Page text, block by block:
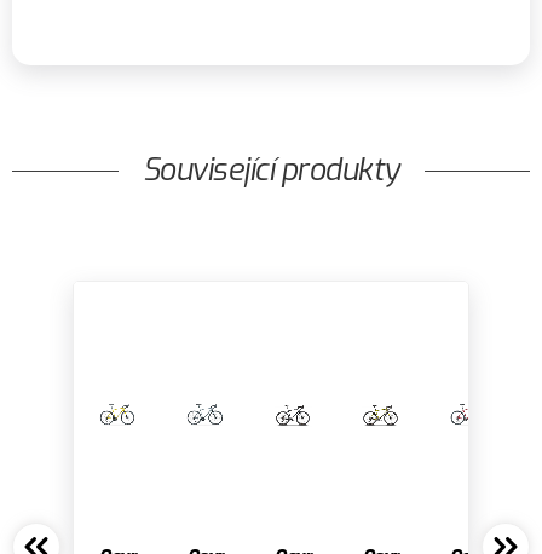
Související produkty